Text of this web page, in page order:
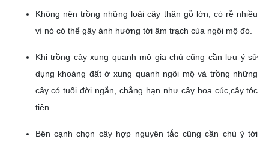
Không nên trồng những loài cây thân gỗ lớn, có rễ nhiều
vì nó có thể gây ảnh hưởng tới âm trạch của ngôi mộ đó.
Khi trồng cây xung quanh mộ gia chủ cũng cần lưu ý sử
dụng khoảng đất ở xung quanh ngôi mộ và trồng những
cây có tuổi đời ngắn, chẳng hạn như cây hoa cúc,cây tóc
tiên…
Bên cạnh chọn cây hợp nguyên tắc cũng cần chú ý tới